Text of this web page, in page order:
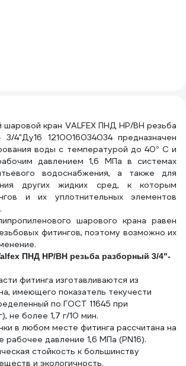
шаровой кран VALFEX ПНД НР/ВН резьба
4"Ду16 1210016034034 предназначен
воды с температурой до 40° С и
давлением 1,6 МПа в системах
водоснабжения, а также для
других жидких сред, к которым
и их уплотнительных элементов
шарового крана равен
фитингов, поэтому возможно их
ПНД НР/ВН резьба разборный 3/4"-
фитинга изготавливаются из
имеющего показатель текучести
по ГОСТ 11645 при
не более 1,7 г/10 мин.
в любом месте фитинга рассчитана на
рабочее давление 1,6 МПа (PN16).
стойкость к большинству
и экологичность.